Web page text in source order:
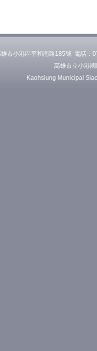
市小港區平和南路185號 電話
高雄市立小港
Kaohsiung Municipal